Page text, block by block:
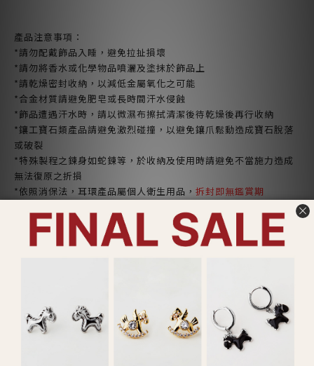
產品注意事項：
*請勿配戴飾品入睡，避免拉扯損壞
*請勿將香水或化學物品噴灑及塗抹於飾品上
*請乾燥密封收納，以減低金屬氧化之可能
*合金材質請避免肥皂或長時間汗水侵蝕
*飾品遭遇汗水時，請以微濕布擦拭清潔後待乾燥後再行收納
*鑲工寶石類產品請避免激烈碰撞，以避免鑲爪鬆動造成寶石脫落
或破裂
*特殊製程之鍊身如蛇鍊等，於收納及使用時請避免不當施力造成
無法復原之折損
*依照消保法，耳環產品屬個人衛生用品， 拆封即無鑑賞期